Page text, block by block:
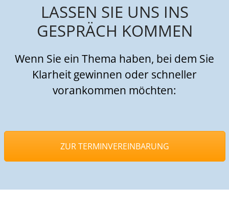
LASSEN SIE UNS INS
GESPRÄCH KOMMEN
Wenn Sie ein Thema haben, bei dem Sie
Klarheit gewinnen oder schneller
vorankommen möchten:
ZUR TERMINVEREINBARUNG